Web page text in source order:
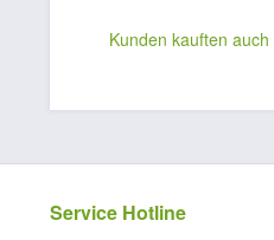
Kunden kauften auch
Service Hotline